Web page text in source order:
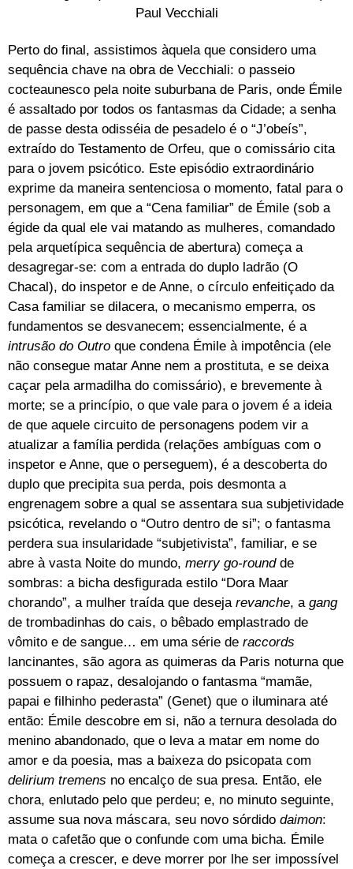
Perto do final, assistimos àquela que considero uma
sequência chave na obra de Vecchiali: o passeio
cocteaunesco pela noite suburbana de Paris, onde Émile
é assaltado por todos os fantasmas da Cidade; a senha
de passe desta odisséia de pesadelo é o “J’obeís”,
extraído do Testamento de Orfeu, que o comissário cita
para o jovem psicótico. Este episódio extraordinário
exprime da maneira sentenciosa o momento, fatal para o
personagem, em que a “Cena familiar” de Émile (sob a
égide da qual ele vai matando as mulheres, comandado
pela arquetípica sequência de abertura) começa a
desagregar-se: com a entrada do duplo ladrão (O
Chacal), do inspetor e de Anne, o círculo enfeitiçado da
Casa familiar se dilacera, o mecanismo emperra, os
fundamentos se desvanecem; essencialmente, é a
intrusão do Outro que condena Émile à impotência (ele
não consegue matar Anne nem a prostituta, e se deixa
caçar pela armadilha do comissário), e brevemente à
morte; se a princípio, o que vale para o jovem é a ideia
de que aquele circuito de personagens podem vir a
atualizar a família perdida (relações ambíguas com o
inspetor e Anne, que o perseguem), é a descoberta do
duplo que precipita sua perda, pois desmonta a
engrenagem sobre a qual se assentara sua subjetividade
psicótica, revelando o “Outro dentro de si”; o fantasma
perdera sua insularidade “subjetivista”, familiar, e se
abre à vasta Noite do mundo, merry go-roundde
sombras: a bicha desfigurada estilo “Dora Maar
chorando”, a mulher traída que deseja revanche, a gang
de trombadinhas do cais, o bêbado emplastrado de
vômito e de sangue… em uma série de raccords
lancinantes, são agora as quimeras da Paris noturna que
possuem o rapaz, desalojando o fantasma “mamãe,
papai e filhinho pederasta” (Genet) que o iluminara até
então: Émile descobre em si, não a ternura desolada do
menino abandonado, que o leva a matar em nome do
amor e da poesia, mas a baixeza do psicopata com
delirium tremens no encalço de sua presa. Então, ele
chora, enlutado pelo que perdeu; e, no minuto seguinte,
assume sua nova máscara, seu novo sórdido daimon:
mata o cafetão que o confunde com uma bicha. Émile
começa a crescer, e deve morrer por lhe ser impossível